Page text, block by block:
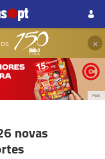
×
PUB
novas